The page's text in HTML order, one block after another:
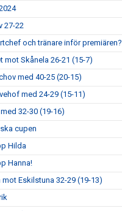
27-22
och tränare inför premiären?
mot Skånela 26-21 (15-7)
med 40-25 (20-15)
med 24-29 (15-11)
32-30 (19-16)
cupen
Hilda
Hanna!
Eskilstuna 32-29 (19-13)